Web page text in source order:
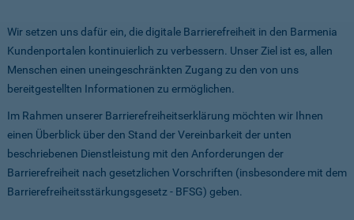
Wir setzen uns dafür ein, die digitale Barrierefreiheit in den Barmenia
Kundenportalen kontinuierlich zu verbessern. Unser Ziel ist es, allen
Menschen einen uneingeschränkten Zugang zu den von uns
bereitgestellten Informationen zu ermöglichen.
Im Rahmen unserer Barrierefreiheitserklärung möchten wir Ihnen
einen Überblick über den Stand der Vereinbarkeit der unten
beschriebenen Dienstleistung mit den Anforderungen der
Barrierefreiheit nach gesetzlichen Vorschriften (insbesondere mit dem
Barrierefreiheitsstärkungsgesetz - BFSG) geben.